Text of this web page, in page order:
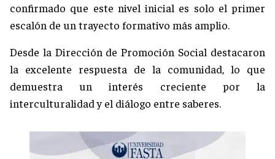
confirmado que este nivel inicial es solo el primer
escalón de un trayecto formativo más amplio.
Desde la Dirección de Promoción Social destacaron
la excelente respuesta de la comunidad, lo que
demuestra un interés creciente por la
interculturalidad y el diálogo entre saberes.